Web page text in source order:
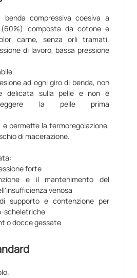
benda compressiva coesiva a
composta da cotone e
carne, senza orli tramati.
di lavoro, bassa pressione
ad ogni giro di benda, non
delicata sulla pelle e non è
la pelle prima
e permette la termoregolazione,
di macerazione.
forte
e il mantenimento del
venosa
supporto e contenzione per
scheletriche
o docce gessate